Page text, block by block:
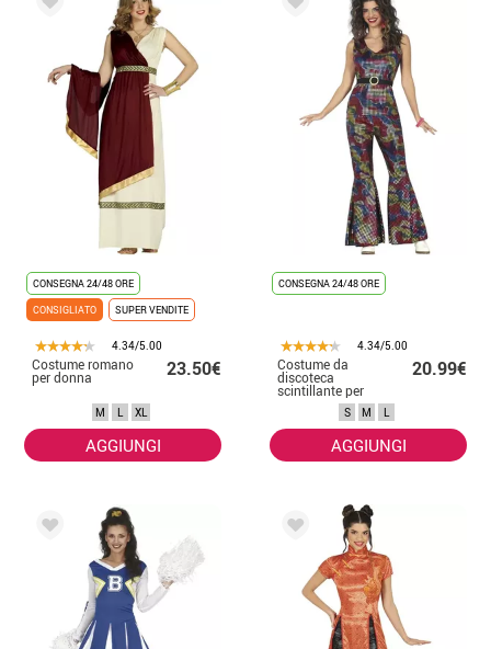
CONSEGNA 24/48 ORE
CONSIGLIATO
SUPER VENDITE
4.34/5.00
Costume romano
per donna 23.50€
M L XL
AGGIUNGI
CONSEGNA 24/48 ORE
4.34/5.00
Costume da
discoteca
scintillante per
20.99€
S M L
AGGIUNGI